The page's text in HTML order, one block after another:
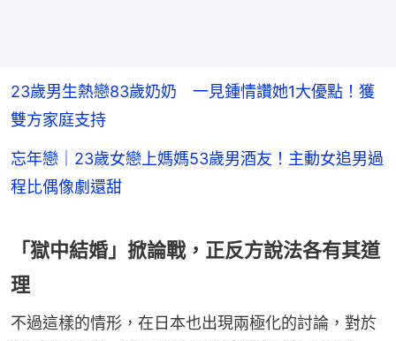
23歲男生熱戀83歲奶奶 一見鍾情讚她1大優點！獲
雙方家庭支持
忘年戀｜23歲女戀上媽媽53歲男酒友！主動女追男過
程比偶像劇還甜
「獄中結婚」掀論戰，正反方說法各有其道
理
不過這樣的情形，在日本也出現兩極化的討論，對於